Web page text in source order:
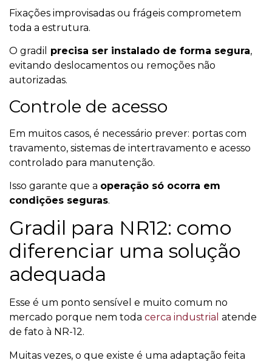
Fixações improvisadas ou frágeis comprometem
toda a estrutura.
O gradil precisa ser instalado de forma segura,
evitando deslocamentos ou remoções não
autorizadas.
Controle de acesso
Em muitos casos, é necessário prever: portas com
travamento, sistemas de intertravamento e acesso
controlado para manutenção.
Isso garante que a operação só ocorra em
condições seguras.
Gradil para NR12: como
diferenciar uma solução
adequada
Esse é um ponto sensível e muito comum no
mercado porque nem toda cerca industrial atende
de fato à NR-12.
Muitas vezes, o que existe é uma adaptação feita